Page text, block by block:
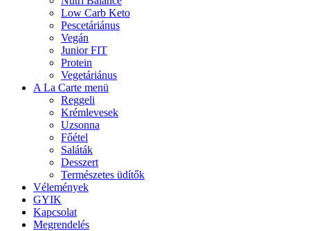
Low Carb Keto
Pescetáriánus
Vegán
Junior FIT
Protein
Vegetáriánus
A La Carte menü
Reggeli
Krémlevesek
Uzsonna
Főétel
Saláták
Desszert
Természetes üdítők
Vélemények
GYIK
Kapcsolat
Megrendelés